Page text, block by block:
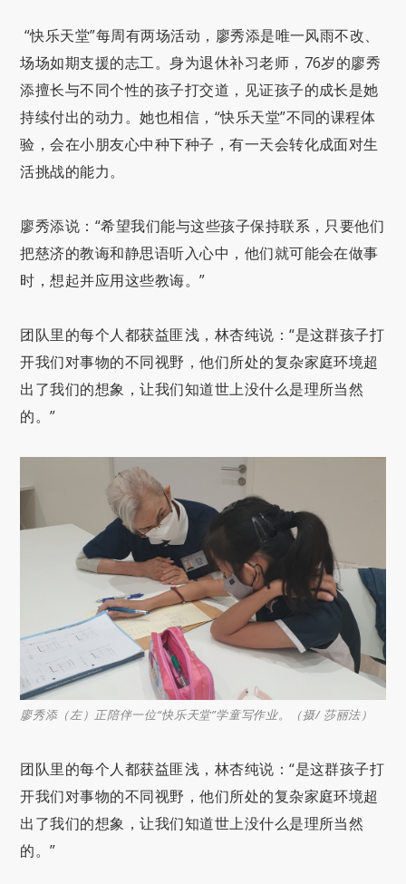
“快乐天堂”每周有两场活动，廖秀添是唯一风雨不改、
场场如期支援的志工。身为退休补习老师，76岁的廖秀
添擅长与不同个性的孩子打交道，见证孩子的成长是她
持续付出的动力。她也相信，“快乐天堂”不同的课程体
验，会在小朋友心中种下种子，有一天会转化成面对生
活挑战的能力。
廖秀添说：“希望我们能与这些孩子保持联系，只要他们
把慈济的教诲和静思语听入心中，他们就可能会在做事
时，想起并应用这些教诲。”
团队里的每个人都获益匪浅，林杏纯说：“是这群孩子打
开我们对事物的不同视野，他们所处的复杂家庭环境超
出了我们的想象，让我们知道世上没什么是理所当然
的。”
廖秀添（左）正陪伴一位“快乐天堂”学童写作业。（摄/ 莎丽法）
团队里的每个人都获益匪浅，林杏纯说：“是这群孩子打
开我们对事物的不同视野，他们所处的复杂家庭环境超
出了我们的想象，让我们知道世上没什么是理所当然
的。”